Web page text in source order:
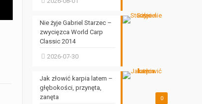
Nie żyje Gabriel Starzec –
zwycięzca World Carp
Classic 2014
2026-07-30
0
Jak złowić karpia latem –
głębokości, przynęta,
zanęta